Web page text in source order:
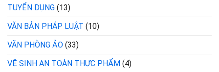
TUYỂN DỤNG (13)
VĂN BẢN PHÁP LUẬT (10)
VĂN PHÒNG ẢO (33)
VỆ SINH AN TOÀN THỰC PHẨM (4)